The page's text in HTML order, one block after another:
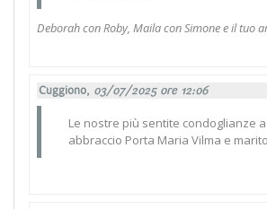
Deborah con Roby, Maila con Simone e il tuo
Cuggiono, 03/07/2025 ore 12:06
Le nostre più sentite condoglianze
abbraccio Porta Maria Vilma e marito